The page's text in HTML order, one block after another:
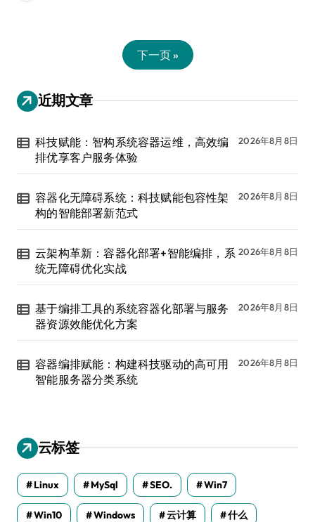
下一页 »
近期文章
科技赋能：智构系统容器运维，高效编
排优享客户服务体验
2026年8月8日
容器化无障碍系统：科技赋能包容性架
构的智能部署新范式
2026年8月8日
云架构革新：容器化部署+智能编排，系
统无障碍优化实战
2026年8月8日
基于编排工具的系统容器化部署与服务
器资源效能优化方案
2026年8月8日
容器编排赋能：构建科技驱动的高可用
智能服务器分类系统
2026年8月8日
云标签
Linux MySql SEO. Win7
Win10 Windows 云计算 什么